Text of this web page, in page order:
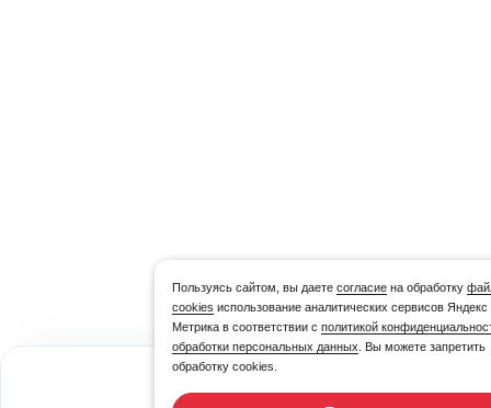
17,51 ₽/шт
Пользуясь сайтом, вы даете согласие на обработку
cookies использование аналитических сервисов Яндекс
Метрика в соответствии с политикой
обработки персональных данных . Вы можете запретить
обработку cookies.